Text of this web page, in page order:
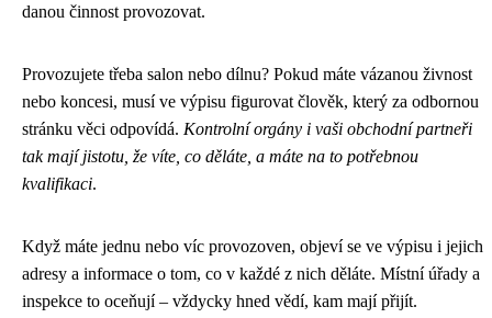
danou činnost provozovat.
Provozujete třeba salon nebo dílnu? Pokud máte vázanou živnost
nebo koncesi, musí ve výpisu figurovat člověk, který za odbornou
stránku věci odpovídá. Kontrolní orgány i vaši obchodní partneři
tak mají jistotu, že víte, co děláte, a máte na to potřebnou
kvalifikaci.
Když máte jednu nebo víc provozoven, objeví se ve výpisu i jejich
adresy a informace o tom, co v každé z nich děláte. Místní úřady a
inspekce to oceňují – vždycky hned vědí, kam mají přijít.